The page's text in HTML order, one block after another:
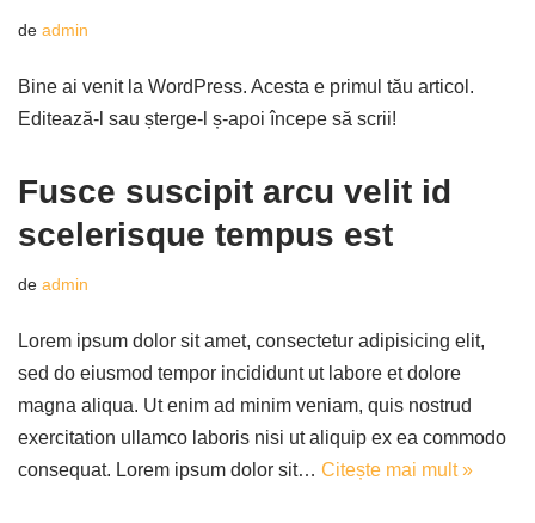
de admin
Bine ai venit la WordPress. Acesta e primul tău articol.
Editează-l sau șterge-l ș-apoi începe să scrii!
Fusce suscipit arcu velit id
scelerisque tempus est
de admin
Lorem ipsum dolor sit amet, consectetur adipisicing elit,
sed do eiusmod tempor incididunt ut labore et dolore
magna aliqua. Ut enim ad minim veniam, quis nostrud
exercitation ullamco laboris nisi ut aliquip ex ea commodo
consequat. Lorem ipsum dolor sit… Citește mai mult »